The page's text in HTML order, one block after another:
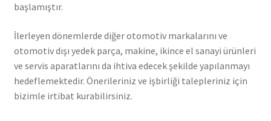
başlamıştır.
İlerleyen dönemlerde diğer otomotiv markalarını ve
otomotiv dışı yedek parça, makine, ikince el sanayi ürünleri
ve servis aparatlarını da ihtiva edecek şekilde yapılanmayı
hedeflemektedir. Önerileriniz ve işbirliği talepleriniz için
bizimle irtibat kurabilirsiniz.